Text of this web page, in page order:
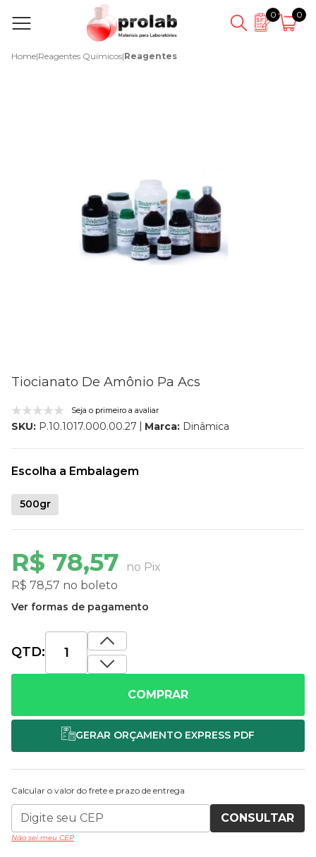
0 0
Home|Reagentes Químicos|Reagentes
Tiocianato De Amônio Pa Acs
Seja o primeiro a avaliar
SKU: P.10.1017.000.00.27 Marca: Dinâmica
R$ 78,57
no Pix
R$ 78,57 no boleto
Ver formas de pagamento
Escolha a Embalagem
500gr
QTD:
COMPRAR
Calcular o valor do frete e prazo de entrega
CONSULTAR
Não sei meu CEP